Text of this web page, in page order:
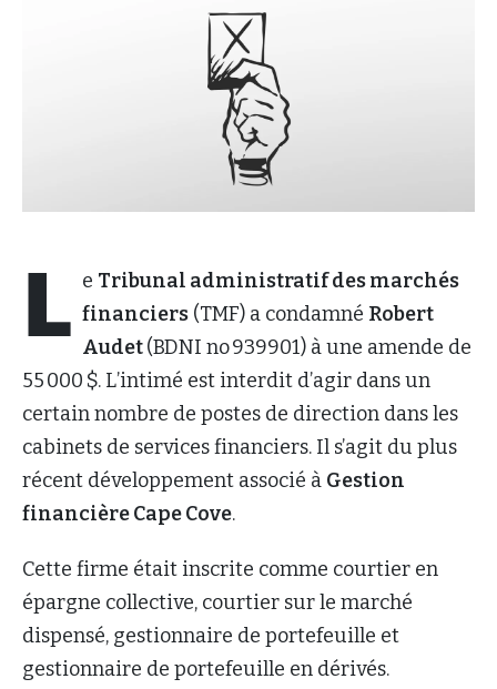
L e Tribunal administratif des marchés
financiers (TMF) a condamné Robert
Audet(BDNI no 939901) à une amende de
55 000 $. L’intimé est interdit d’agir dans un
certain nombre de postes de direction dans les
cabinets de services financiers. Il s’agit du plus
récent développement associé à Gestion
financière Cape Cove.
Cette firme était inscrite comme courtier en
épargne collective, courtier sur le marché
dispensé, gestionnaire de portefeuille et
gestionnaire de portefeuille en dérivés.